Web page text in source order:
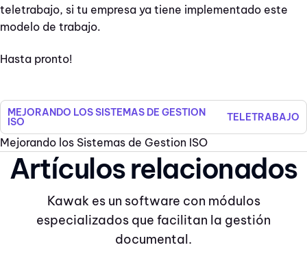
teletrabajo, si tu empresa ya tiene implementado este
modelo de trabajo.
Hasta pronto!
MEJORANDO LOS SISTEMAS DE GESTION
ISO TELETRABAJO
Mejorando los Sistemas de Gestion ISO
Artículos relacionados
Kawak es un software con módulos
especializados que facilitan la gestión
documental.